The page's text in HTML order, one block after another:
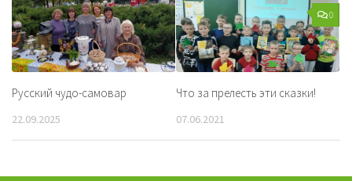
Русский чудо-самовар
22.09.2025
0
Что за прелесть эти сказки!
07.06.2021